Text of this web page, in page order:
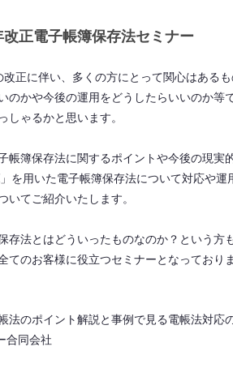
正電子帳簿保存法セミナー
正に伴い、多くの方にとって関心はあるも
のかや今後の運用をどうしたらいいのか等
しゃるかと思います。
帳簿保存法に関するポイントや今後の現実
を用いた電子帳簿保存法について対応や運
いてご紹介いたします。
存法とはどういったものなのか？という方
てのお客様に役立つセミナーとなっておりま
法のポイント解説と事例で見る電帳法対応
合同会社